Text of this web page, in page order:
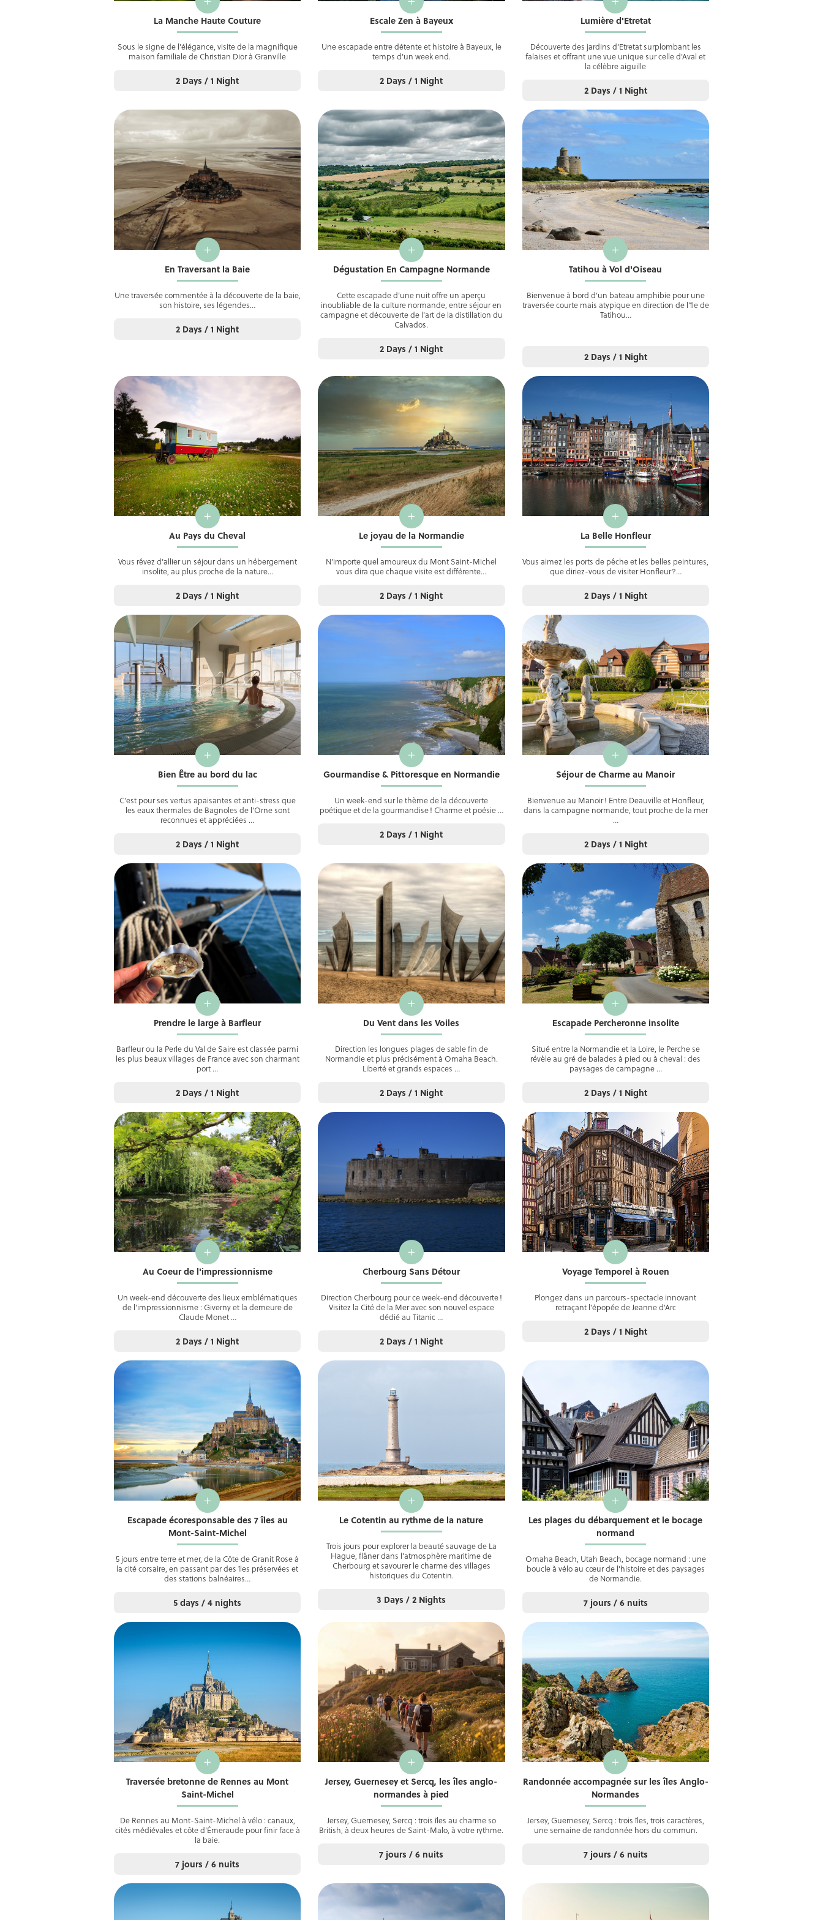
La Manche Haute Couture
Sous le signe de l’élégance, visite de la magnifique
maison familiale de Christian Dior à Granville
2 Days / 1 Night
Escale Zen à Bayeux
Une escapade entre détente et histoire à Bayeux, le
temps d’un week end.
2 Days / 1 Night
Lumière d'Etretat
Découverte des jardins d’Etretat surplombant les
falaises et offrant une vue unique sur celle d’Aval et
la célèbre aiguille
2 Days / 1 Night
+
En Traversant la Baie
Une traversée commentée à la découverte de la baie,
son histoire, ses légendes…
2 Days / 1 Night
+
Dégustation En Campagne Normande
Cette escapade d’une nuit offre un aperçu
inoubliable de la culture normande, entre séjour en
campagne et découverte de l’art de la distillation du
Calvados.
2 Days / 1 Night
+
Tatihou à Vol d'Oiseau
Bienvenue à bord d’un bateau amphibie pour une
traversée courte mais atypique en direction de l’île de
Tatihou…
2 Days / 1 Night
+
Au Pays du Cheval
Vous rêvez d’allier un séjour dans un hébergement
insolite, au plus proche de la nature…
2 Days / 1 Night
+
Le joyau de la Normandie
N’importe quel amoureux du Mont Saint-Michel
vous dira que chaque visite est différente…
2 Days / 1 Night
+
La Belle Honfleur
Vous aimez les ports de pêche et les belles peintures,
que diriez-vous de visiter Honfleur?…
2 Days / 1 Night
+
Bien Être au bord du lac
C’est pour ses vertus apaisantes et anti-stress que
les eaux thermales de Bagnoles de l’Orne sont
reconnues et appréciées …
2 Days / 1 Night
+
Gourmandise & Pittoresque en Normandie
Un week-end sur le thème de la découverte
poétique et de la gourmandise ! Charme et poésie …
2 Days / 1 Night
+
Séjour de Charme au Manoir
Bienvenue au Manoir ! Entre Deauville et Honfleur,
dans la campagne normande, tout proche de la mer
…
2 Days / 1 Night
+
Prendre le large à Barfleur
Barfleur ou la Perle du Val de Saire est classée parmi
les plus beaux villages de France avec son charmant
port …
2 Days / 1 Night
+
Du Vent dans les Voiles
Direction les longues plages de sable fin de
Normandie et plus précisément à Omaha Beach.
Liberté et grands espaces …
2 Days / 1 Night
+
Escapade Percheronne insolite
Situé entre la Normandie et la Loire, le Perche se
révèle au gré de balades à pied ou à cheval : des
paysages de campagne …
2 Days / 1 Night
+
Au Coeur de l'impressionnisme
Un week-end découverte des lieux emblématiques
de l’impressionnisme : Giverny et la demeure de
Claude Monet …
2 Days / 1 Night
+
Cherbourg Sans Détour
Direction Cherbourg pour ce week-end découverte !
Visitez la Cité de la Mer avec son nouvel espace
dédié au Titanic …
2 Days / 1 Night
+
Voyage Temporel à Rouen
Plongez dans un parcours-spectacle innovant
retraçant l’épopée de Jeanne d’Arc
2 Days / 1 Night
+
Escapade écoresponsable des 7 îles au
Mont-Saint-Michel
5 jours entre terre et mer, de la Côte de Granit Rose à
la cité corsaire, en passant par des îles préservées et
des stations balnéaires…
5 days / 4 nights
+
Le Cotentin au rythme de la nature
Trois jours pour explorer la beauté sauvage de La
Hague, flâner dans l’atmosphère maritime de
Cherbourg et savourer le charme des villages
historiques du Cotentin.
3 Days / 2 Nights
+
Les plages du débarquement et le bocage
normand
Omaha Beach, Utah Beach, bocage normand : une
boucle à vélo au cœur de l’histoire et des paysages
de Normandie.
7 jours / 6 nuits
+
Traversée bretonne de Rennes au Mont
Saint-Michel
De Rennes au Mont-Saint-Michel à vélo : canaux,
cités médiévales et côte d’Émeraude pour finir face à
la baie.
7 jours / 6 nuits
+
Jersey, Guernesey et Sercq, les îles anglo-
normandes à pied
Jersey, Guernesey, Sercq : trois îles au charme so
British, à deux heures de Saint-Malo, à votre rythme.
7 jours / 6 nuits
+
Randonnée accompagnée sur les îles Anglo-
Normandes
Jersey, Guernesey, Sercq : trois îles, trois caractères,
une semaine de randonnée hors du commun.
7 jours / 6 nuits